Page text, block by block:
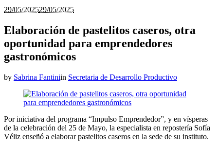
29/05/202529/05/2025
Elaboración de pastelitos caseros, otra
oportunidad para emprendedores
gastronómicos
by Sabrina Fantiniin Secretaria de Desarrollo Productivo
Por iniciativa del programa “Impulso Emprendedor”, y en vísperas
de la celebración del 25 de Mayo, la especialista en repostería Sofía
Véliz enseñó a elaborar pastelitos caseros en la sede de su instituto.